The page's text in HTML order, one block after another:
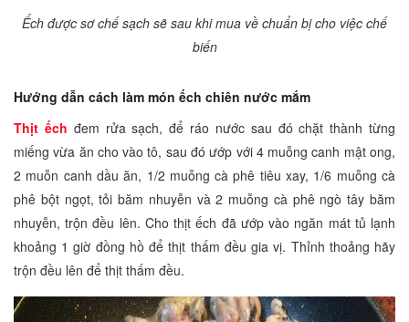
Ếch được sơ chế sạch sẽ sau khi mua về chuẩn bị cho việc chế
biến
Hướng dẫn cách làm món ếch chiên nước mắm
Thịt ếch đem rửa sạch, để ráo nước sau đó chặt thành từng
miếng vừa ăn cho vào tô, sau đó ướp với 4 muỗng canh mật ong,
2 muỗn canh dầu ăn, 1/2 muỗng cà phê tiêu xay, 1/6 muỗng cà
phê bột ngọt, tỏi băm nhuyễn và 2 muỗng cà phê ngò tây băm
nhuyễn, trộn đều lên. Cho thịt ếch đã ướp vào ngăn mát tủ lạnh
khoảng 1 giờ đồng hồ để thịt thấm đều gia vị. Thỉnh thoảng hãy
trộn đều lên để thịt thấm đều.